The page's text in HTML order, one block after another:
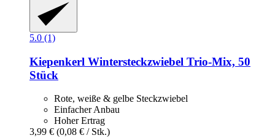
5.0 (1)
Kiepenkerl Wintersteckzwiebel Trio-​Mix, 50
Stück
Rote, weiße & gelbe Steckzwiebel
Einfacher Anbau
Hoher Ertrag
3,99 € (0,08 € / Stk.)